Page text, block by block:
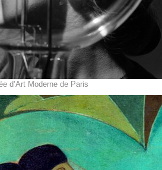
d’Art Moderne de Paris